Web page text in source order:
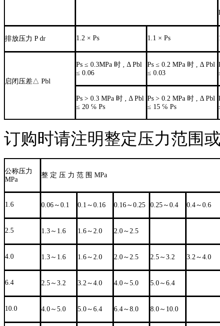
排放压力 P dr 1.2 × Ps 1.1 × Ps
启闭压差△ Pbl
Ps ≤ 0.3MPa 时 , Δ Pbl
≤ 0.06
Ps ≤ 0.2 MPa 时 , Δ Pbl
≤ 0.03
Ps > 0.3 MPa 时 , Δ Pbl
≤ 20 ℅ Ps
Ps > 0.2 MPa 时 , Δ Pbl
≤ 15 ℅ Ps
订购时请注明整定压力范围
公称压力
MPa
整 定 压 力 范 围 MPa
1.6 0.06～0.1 0.1～0.16 0.16～0.25 0.25～0.4 0.4～0.6
2.5 1.3～1.6 1.6～2.0 2.0～2.5
4.0 1.3～1.6 1.6～2.0 2.0～2.5 2.5～3.2 3.2～4.0
6.4 2.5～3.2 3.2～4.0 4.0～5.0 5.0～6.4
10.0 4.0～5.0 5.0～6.4 6.4～8.0 8.0～10.0